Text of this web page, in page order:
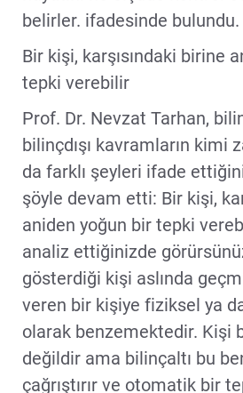
belirler. ifadesinde bulundu.
Bir kişi, karşısındaki birine
tepki verebilir
Prof. Dr. Nevzat Tarhan,
bilinçdışı kavramların kimi
da farklı şeyleri ifade
şöyle devam etti: Bir kişi,
aniden yoğun bir tepki
analiz ettiğinizde
gösterdiği kişi aslında
veren bir kişiye fiziksel ya
olarak benzemektedir. Kişi
değildir ama bilinçaltı bu
çağrıştırır ve otomatik bir